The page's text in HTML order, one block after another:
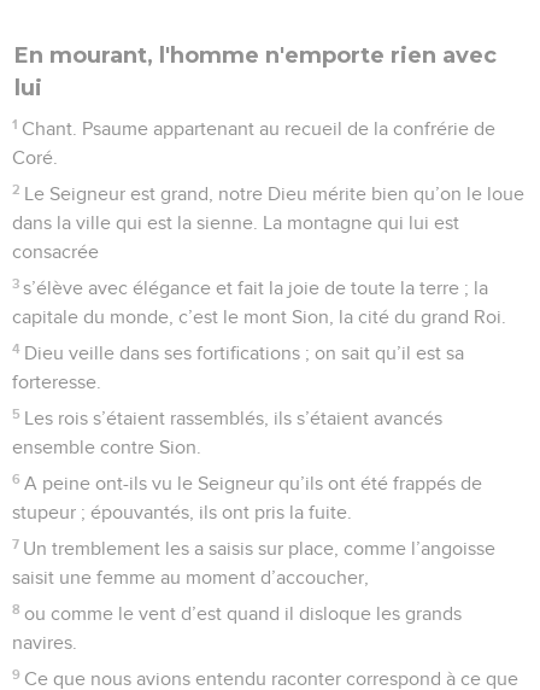
En mourant, l'homme n'emporte rien avec
lui
1 Chant. Psaume appartenant au recueil de la confrérie de
Coré.
2 Le Seigneur est grand, notre Dieu mérite bien qu’on le loue
dans la ville qui est la sienne. La montagne qui lui est
consacrée
3 s’élève avec élégance et fait la joie de toute la terre ; la
capitale du monde, c’est le mont Sion, la cité du grand Roi.
4 Dieu veille dans ses fortifications ; on sait qu’il est sa
forteresse.
5 Les rois s’étaient rassemblés, ils s’étaient avancés
ensemble contre Sion.
6 A peine ont-ils vu le Seigneur qu’ils ont été frappés de
stupeur ; épouvantés, ils ont pris la fuite.
7 Un tremblement les a saisis sur place, comme l’angoisse
saisit une femme au moment d’accoucher,
8 ou comme le vent d’est quand il disloque les grands
navires.
9 Ce que nous avions entendu raconter correspond à ce que